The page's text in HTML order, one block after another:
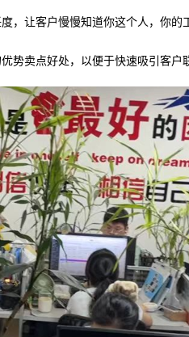
，让客户慢慢知道你这个人，你的
势卖点好处，以便于快速吸引客户